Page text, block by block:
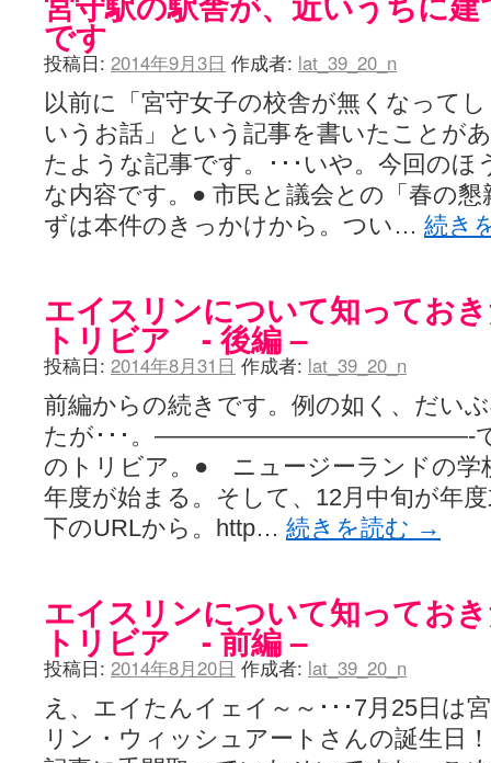
です
投稿日: 2014年9月3日 作成者: lat_39_20_n
以前に「宮守女子の校舎が無くなって
いうお話」という記事を書いたことが
たような記事です。･･･いや。今回のほ
な内容です。● 市民と議会との「春の
ずは本件のきっかけから。つい… 続き
エイスリンについて知ってお
トリビア - 後編 –
投稿日: 2014年8月31日 作成者: lat_39_20_n
前編からの続きです。例の如く、だい
たが･･･。—————————————-では
のトリビア。● ニュージーランドの学
年度が始まる。そして、12月中旬が年
下のURLから。http… 続きを読む →
エイスリンについて知ってお
トリビア - 前編 –
投稿日: 2014年8月20日 作成者: lat_39_20_n
え、エイたんイェイ～～･･･7月25日は
リン・ウィッシュアートさんの誕生日